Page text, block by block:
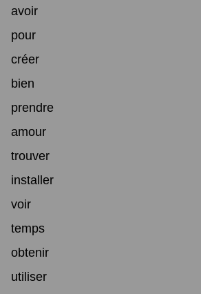
avoir
pour
créer
bien
prendre
amour
trouver
installer
voir
temps
obtenir
utiliser